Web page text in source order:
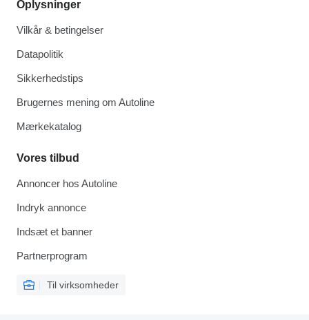
Oplysninger
Vilkår & betingelser
Datapolitik
Sikkerhedstips
Brugernes mening om Autoline
Mærkekatalog
Vores tilbud
Annoncer hos Autoline
Indryk annonce
Indsæt et banner
Partnerprogram
Til virksomheder